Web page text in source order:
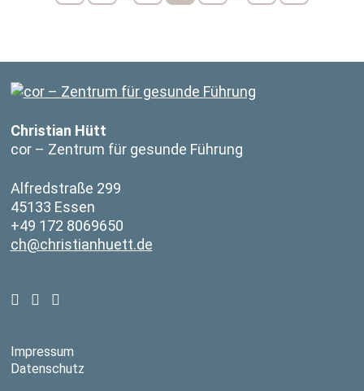
Christian Hütt
cor – Zentrum für gesunde Führung
Alfredstraße 299
45133 Essen
+49 172 8069650
ch@christianhuett.de
Impressum
Datenschutz